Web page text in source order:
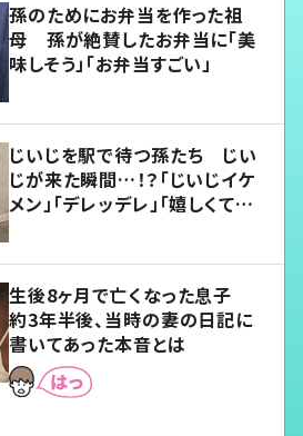
孫のためにお弁当を作った祖
母 孫が絶賛したお弁当に「美
味しそう」「お弁当すごい」
じいじを駅で待つ孫たち じい
じが来た瞬間…！？「じいじイケ
メン」「デレッデレ」「嬉しくて可
生後8ヶ月で亡くなった息子
約3年半後、当時の妻の日記に
書いてあった本音とは